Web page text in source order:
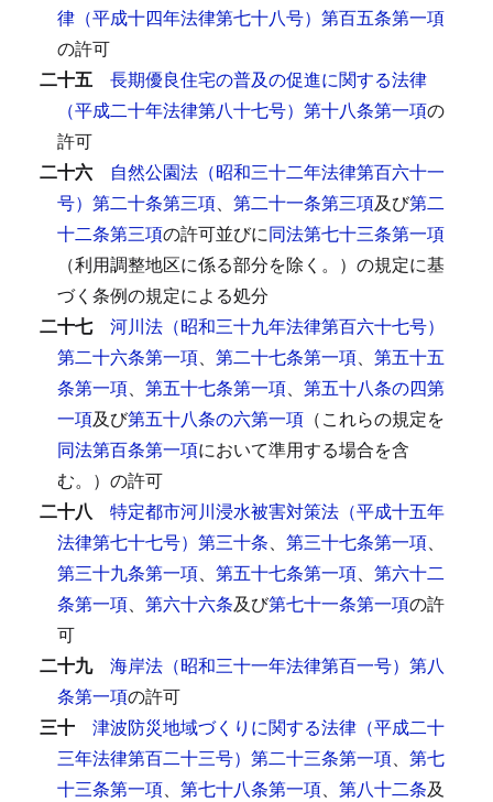
律（平成十四年法律第七十八号）第百五条第一項
の許可
二十五 長期優良住宅の普及の促進に関する法律
（平成二十年法律第八十七号）第十八条第一項の
許可
二十六 自然公園法（昭和三十二年法律第百六十一
号）第二十条第三項、 第二十一条第三項及び第二
十二条第三項の許可並びに同法第七十三条第一項
（利用調整地区に係る部分を除く。）の規定に基
づく条例の規定による処分
二十七 河川法（昭和三十九年法律第百六十七号）
第二十六条第一項、 第二十七条第一項、 第五十五
条第一項、 第五十七条第一項、 第五十八条の四第
一項及び第五十八条の六第一項 （これらの規定を
同法第百条第一項において準用する場合を含
む。）の許可
二十八 特定都市河川浸水被害対策法（平成十五年
法律第七十七号）第三十条、 第三十七条第一項、
第三十九条第一項、 第五十七条第一項、 第六十二
条第一項、 第六十六条及び第七十一条第一項の許
可
二十九 海岸法（昭和三十一年法律第百一号）第八
条第一項の許可
三十 津波防災地域づくりに関する法律（平成二十
三年法律第百二十三号）第二十三条第一項、 第七
十三条第一項、 第七十八条第一項、 第八十二条及